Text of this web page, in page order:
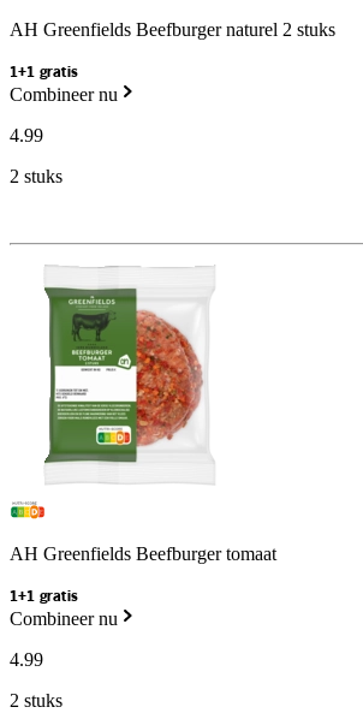
AH Greenfields Beefburger naturel 2 stuks
1+1 gratis
Combineer nu
4.99
2 stuks
AH Greenfields Beefburger tomaat
1+1 gratis
Combineer nu
4.99
2 stuks